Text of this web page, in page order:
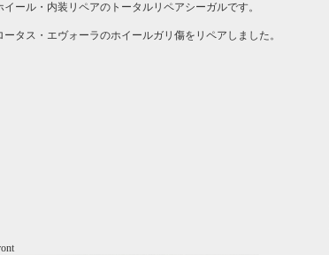
イール・内装リペアのトータルリペアシーガルです。
ータス・エヴォーラのホイールガリ傷をリペアしました。